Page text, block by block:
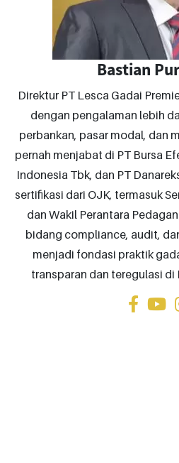
Bastian
Direktur PT Lesca Gadai
dengan pengalaman lebih
perbankan, pasar modal, dan
pernah menjabat di PT Bursa
Indonesia Tbk, dan PT
sertifikasi dari OJK, termasuk
dan Wakil Perantara
bidang compliance, audit,
menjadi fondasi praktik
transparan dan teregulasi di